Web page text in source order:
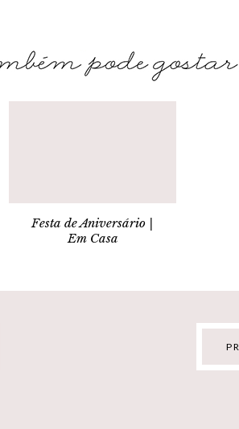
Festa de Aniversário |
Em Casa